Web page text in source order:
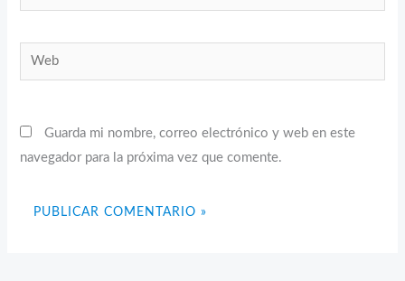
electrónico*
Web
Guarda mi nombre, correo electrónico y web en este
navegador para la próxima vez que comente.